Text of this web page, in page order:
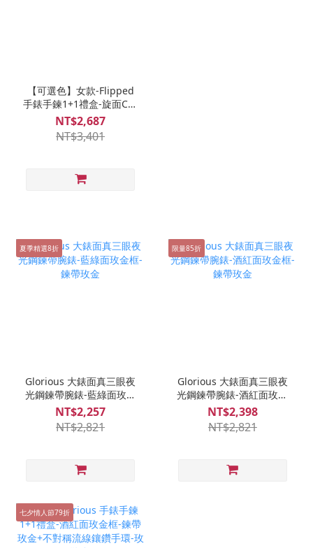
【可選色】女款-Flipped
手錶手鍊1+1禮盒-旋面C型
環-玫瑰金
NT$2,687
NT$3,401
夏季精選8折
Glorious 大錶面真三眼夜
光鋼鍊帶腕錶-藍綠面玫金
框-鍊帶玫金
NT$2,257
NT$2,821
限量85折
Glorious 大錶面真三眼夜
光鋼鍊帶腕錶-酒紅面玫金
框-鍊帶玫金
NT$2,398
NT$2,821
七夕情人節79折